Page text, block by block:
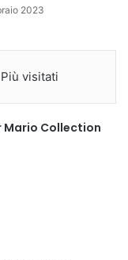
2023
Più visitati
Mario Collection